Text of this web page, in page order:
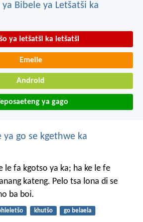
Bibele ya Letšatši ka
ya letšatši ka letšatši
Emeile
Android
ya gago
ya go se kgethwe ka
le fa kgotso ya ka; ha ke le fe
kateng. Pelo tsa lona di se
ba boi.
khutšo go belaela